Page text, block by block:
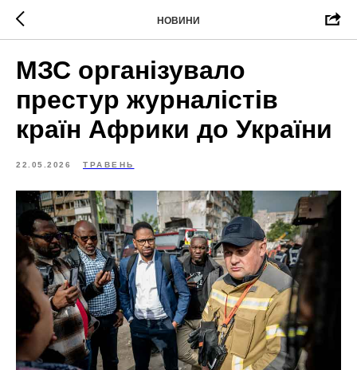
НОВИНИ
МЗС організувало
престур журналістів
країн Африки до України
22.05.2026 ТРАВЕНЬ